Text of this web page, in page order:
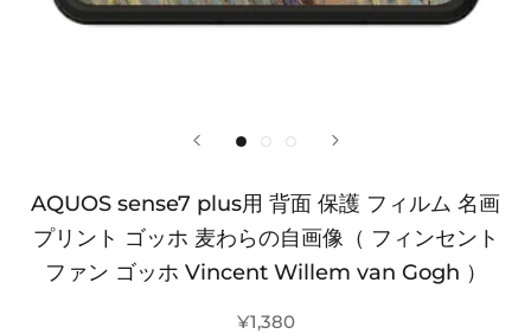
AQUOS sense7 plus用 背面 保護 フィルム 名画
プリント ゴッホ 麦わらの自画像（ フィンセント
ファン ゴッホ Vincent Willem van Gogh ）
¥1,380